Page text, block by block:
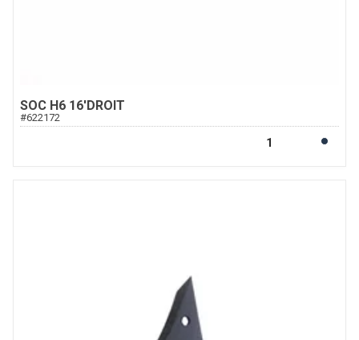
SOC H6 16'DROIT
#622172